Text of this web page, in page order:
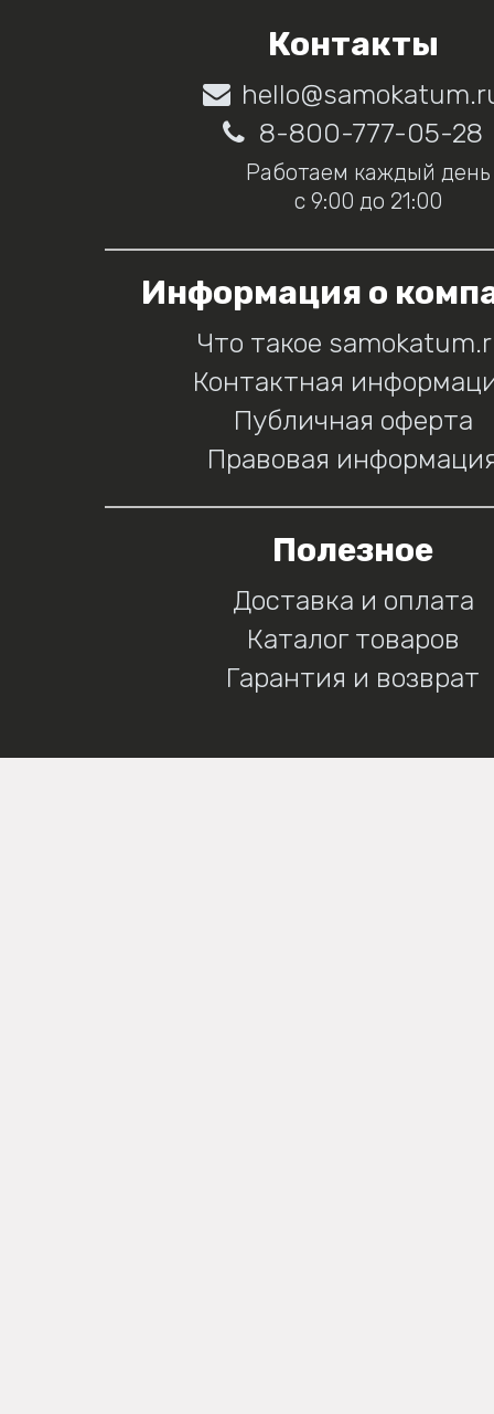
Контакты
8-800-777-05-28
Работаем каждый день
с 9:00 до 21:00
Информация о
Что такое
Контактная
Публичная оферта
Правовая
Полезное
Доставка и оплата
Каталог товаров
Гарантия и возврат